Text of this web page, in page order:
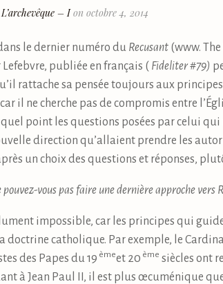
– Ion octobre 4, 2014
le dernier numéro du Recusant (www.
publiée en français ( Fideliter #79)
rattache sa pensée toujours aux
il ne cherche pas de compromis entre
point les questions posées par celui
direction qu’allaient prendre les
un choix des questions et réponses,
pouvez-vous pas faire une dernière approche vers
impossible, car les principes qui
doctrine catholique. Par exemple, le
des Papes du 19 èmeet 20 ème siècles ont
à Jean Paul II, il est plus œcuménique